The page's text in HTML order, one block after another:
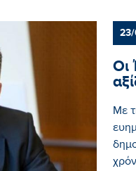
Οι
Με